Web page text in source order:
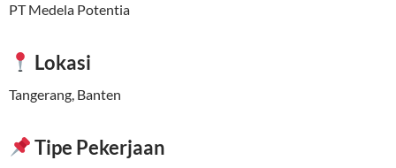
PT Medela Potentia
Lokasi
Tangerang, Banten
Tipe Pekerjaan